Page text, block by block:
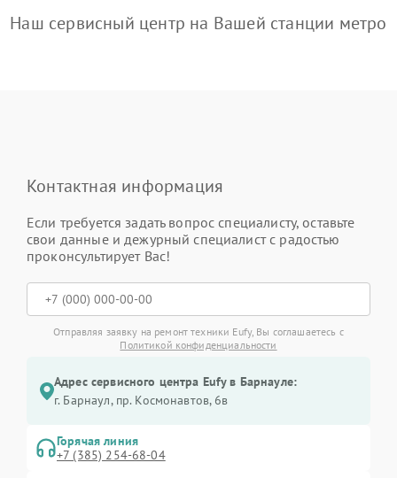
Наш сервисный центр на Вашей станции метро
Контактная информация
Если требуется задать вопрос специалисту, оставьте
свои данные и дежурный специалист с радостью
проконсультирует Вас!
Отправляя заявку на ремонт техники Eufy, Вы соглашаетесь с
Политикой конфиденциальности
Адрес сервисного центра Eufy в Барнауле:
г. Барнаул, ​пр. Космонавтов, 6в
Горячая линия
+7 (385) 254-68-04